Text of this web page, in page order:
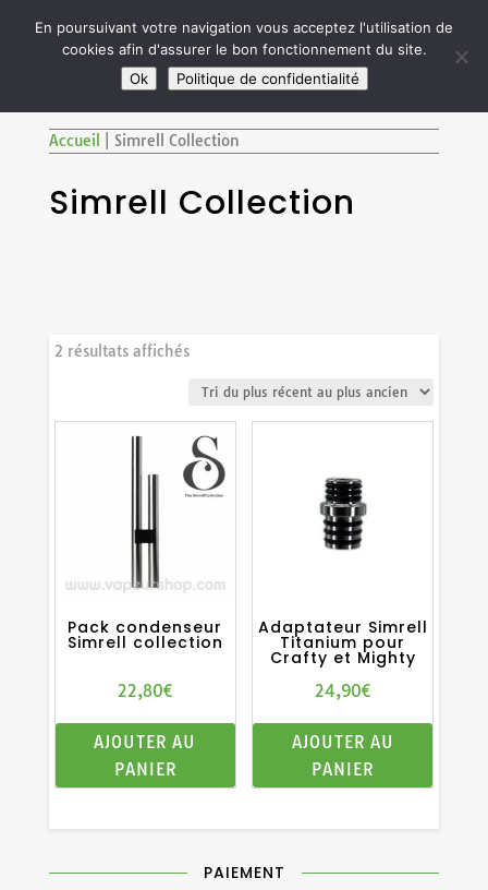

SITE RÉSERVÉ AUX ADULTES DE PLUS DE 18 ANS
Accueil Simrell Collection
Simrell Collection
2 résultats affichésTrié
plus
récent
au
plus
ancien
Pack condenseur
Simrell collection
22,80€
AJOUTER AU
PANIER
Adaptateur Simrell
Titanium pour
Crafty et Mighty
24,90€
AJOUTER AU
PANIER
PAIEMENT
En poursuivant votre navigation vous acceptez l'utilisation de
cookies afin d'assurer le bon fonctionnement du site.
Ok
Politique de confidentialité